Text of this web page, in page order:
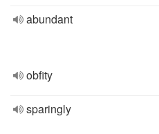
abundant
obfity
sparingly